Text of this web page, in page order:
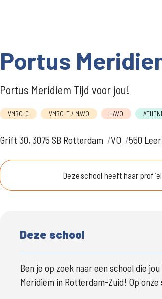
Portus
Portus Meridiem Tijd voor jou!
VMBO-G VMBO-T / MAVO HAVO
Grift 30, 3075 SB Rotterdam VO 550
Deze school heeft haar
Deze school
Ben je op zoek naar een school die
Meridiem in Rotterdam-Zuid! Op onze